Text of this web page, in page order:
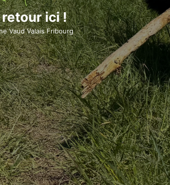
retour ici !
Vaud Valais Fribourg